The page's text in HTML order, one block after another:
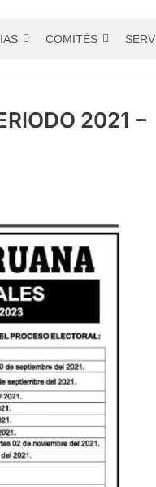
COMITÉS
2021 –